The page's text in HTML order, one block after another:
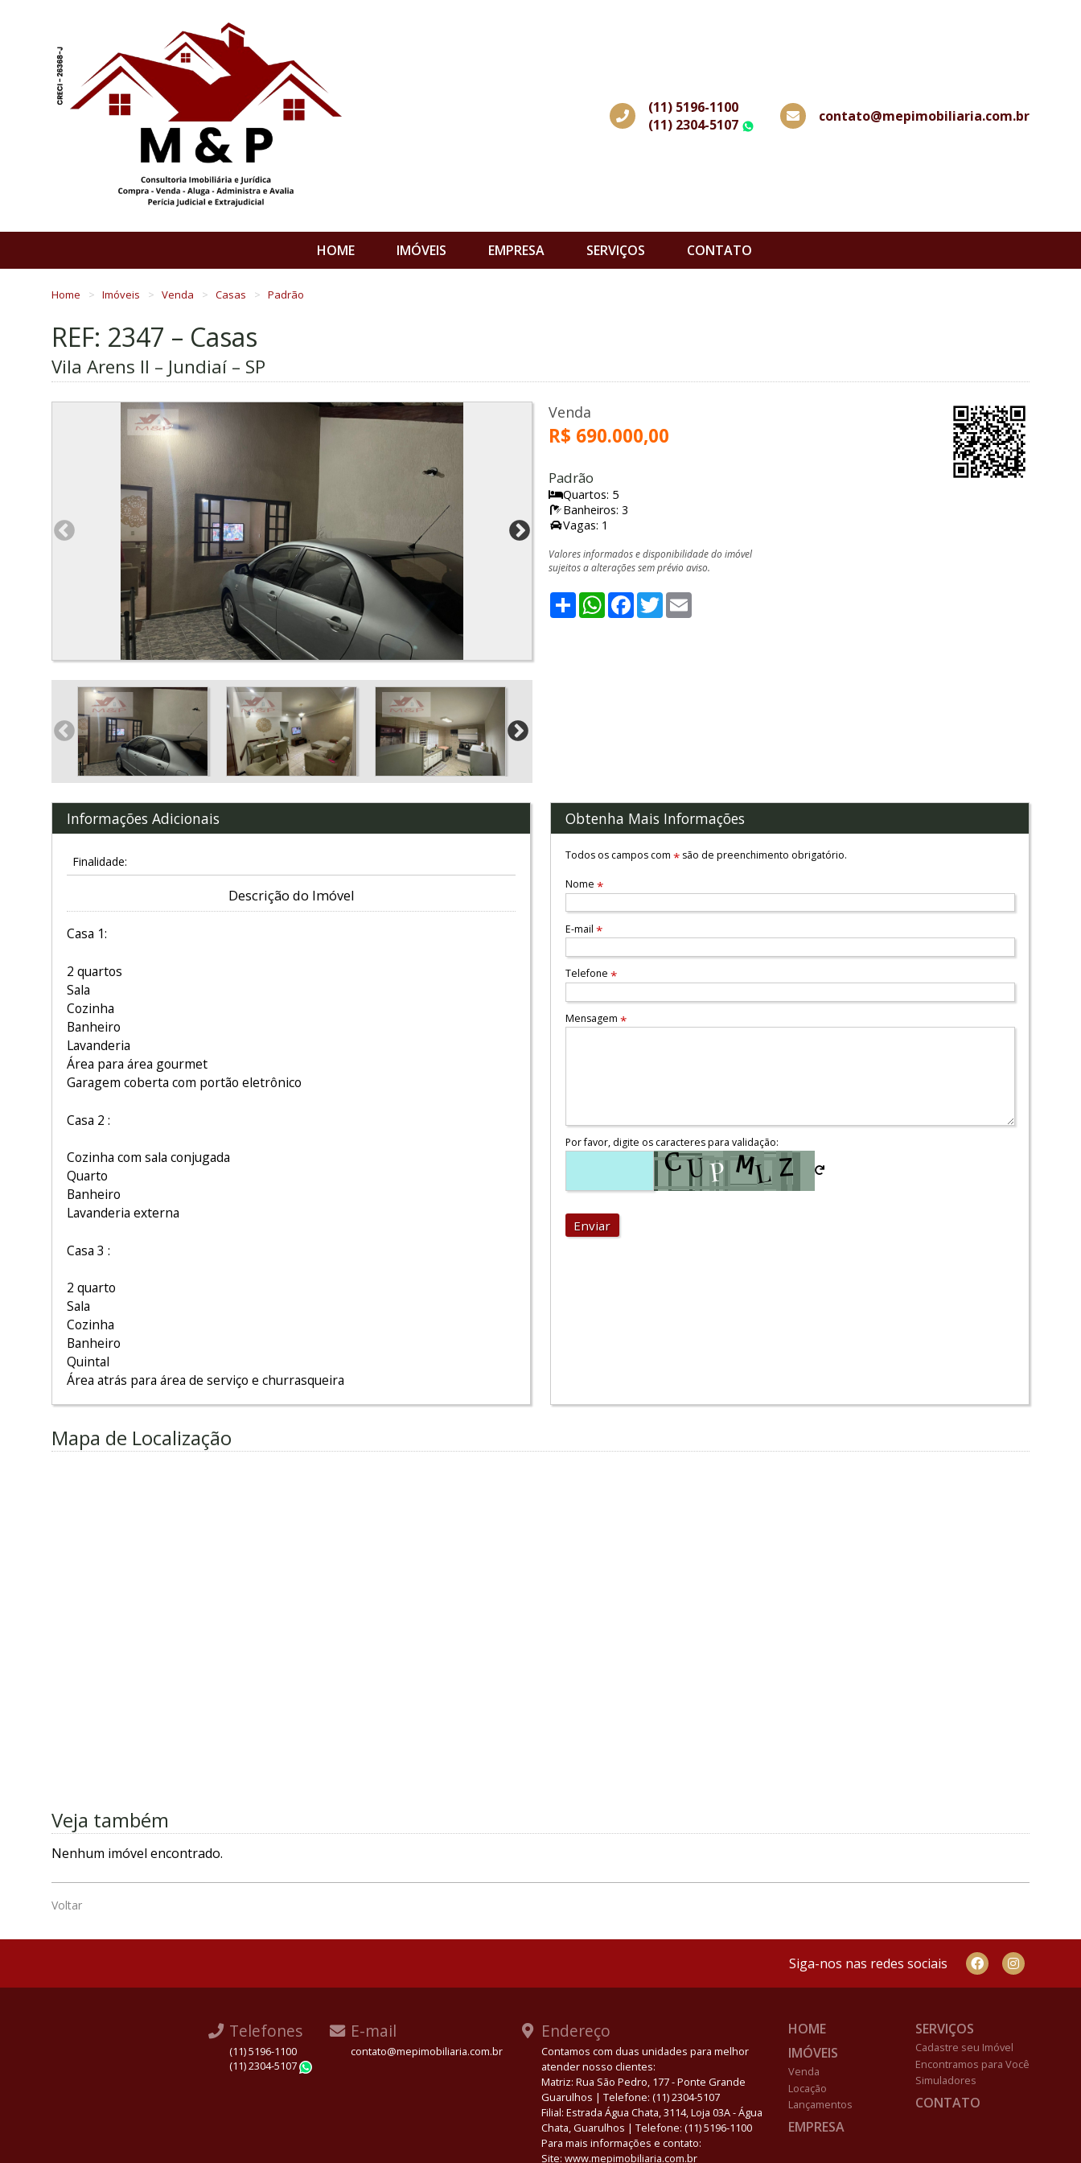
(11) 5196-1100
(11) 2304-5107
WhatsApp
contato@mepimobiliaria.com.br
HOME IMÓVEIS EMPRESA SERVIÇOS CONTATO
Home Imóveis Venda Casas Padrão
REF: 2347 – Casas
Vila Arens II – Jundiaí – SP
Venda
R$ 690.000,00
Padrão
Quartos: 5
Banheiros: 3
Vagas: 1
Valores informados e disponibilidade do imóvel
sujeitos a alterações sem prévio aviso.
ShareWhatsApp
Facebook
Twitter
Informações Adicionais
Finalidade:
Descrição do Imóvel
Casa 1:
2 quartos
Sala
Cozinha
Banheiro
Lavanderia
Área para área gourmet
Garagem coberta com portão eletrônico
Casa 2 :
Cozinha com sala conjugada
Quarto
Banheiro
Lavanderia externa
Casa 3 :
2 quarto
Sala
Cozinha
Banheiro
Quintal
Área atrás para área de serviço e churrasqueira
Obtenha Mais Informações
Todos os campos com *são de preenchimento obrigatório.
Nome *
E-mail *
Telefone *
Mensagem *
Por favor, digite os caracteres para validação:
Enviar
Mapa de Localização
Veja também
Nenhum imóvel encontrado.
Voltar
Siga-nos nas redes sociais
Telefones
(11) 5196-1100
(11) 2304-5107
E-mail
contato@mepimobiliaria.com.br
Endereço
Contamos com duas unidades para melhor
atender nosso clientes:
Matriz: Rua São Pedro, 177 - Ponte Grande
Guarulhos | Telefone: (11) 2304-5107
Filial: Estrada Água Chata, 3114, Loja 03A - Água
Chata, Guarulhos | Telefone: (11) 5196-1100
Para mais informações e contato:
Site: www.mepimobiliaria.com.br
HOME
IMÓVEIS
Venda
Locação
Lançamentos
EMPRESA
SERVIÇOS
Cadastre seu Imóvel
Encontramos para Você
Simuladores
CONTATO